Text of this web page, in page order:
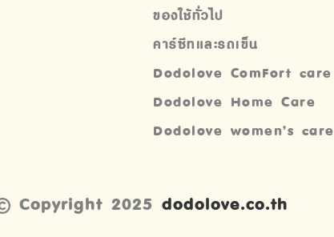
ของใช้ทั่วไป
คาร์ซีทและรถเข็น
Dodolove ComFort care
Dodolove Home Care
Dodolove women’s care
Copyright 2025 dodolove.co.th